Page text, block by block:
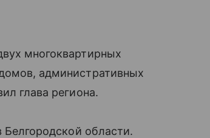
многоквартирных
административных
глава региона.
области.